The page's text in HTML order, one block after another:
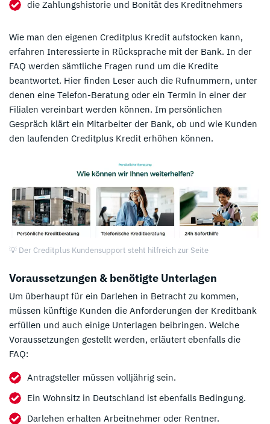
die Zahlungshistorie und Bonität des Kreditnehmers
Wie man den eigenen Creditplus Kredit aufstocken kann,
erfahren Interessierte in Rücksprache mit der Bank. In der
FAQ werden sämtliche Fragen rund um die Kredite
beantwortet. Hier finden Leser auch die Rufnummern, unter
denen eine Telefon-Beratung oder ein Termin in einer der
Filialen vereinbart werden können. Im persönlichen
Gespräch klärt ein Mitarbeiter der Bank, ob und wie Kunden
den laufenden Creditplus Kredit erhöhen können.
💡 Der Creditplus Kundensupport steht hilfreich zur Seite
Voraussetzungen & benötigte Unterlagen
Um überhaupt für ein Darlehen in Betracht zu kommen,
müssen künftige Kunden die Anforderungen der Kreditbank
erfüllen und auch einige Unterlagen beibringen. Welche
Voraussetzungen gestellt werden, erläutert ebenfalls die
FAQ:
Antragsteller müssen volljährig sein.
Ein Wohnsitz in Deutschland ist ebenfalls Bedingung.
Darlehen erhalten Arbeitnehmer oder Rentner.